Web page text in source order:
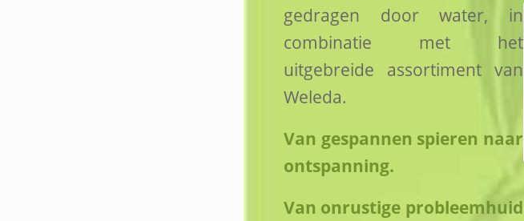
gedragen door water, in
combinatie met het
uitgebreide assortiment van
Weleda.
Van gespannen spieren naar
ontspanning.
Van onrustige probleemhuid